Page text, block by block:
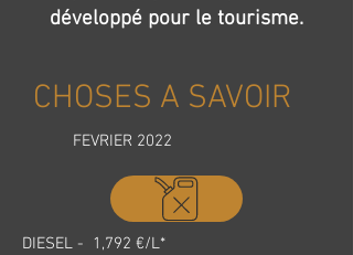
développé pour le tourisme.
CHOSES A SAVOIR
FEVRIER 2022
DIESEL - 1,792 €/L*